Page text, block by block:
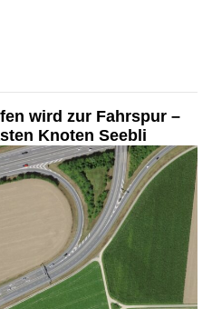
wird zur Fahrspur –
Knoten Seebli